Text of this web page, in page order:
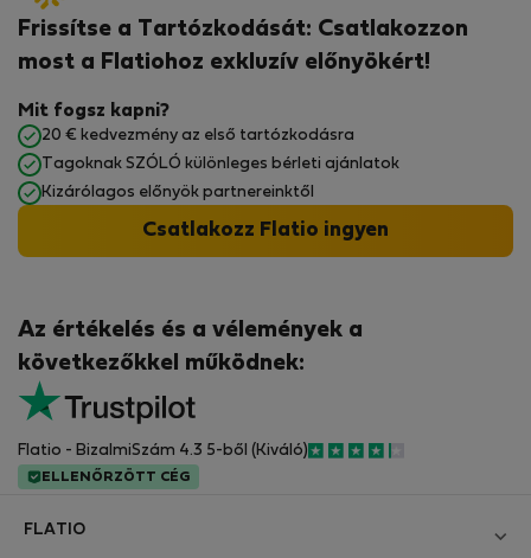
Az értékelés és a vélemények a
következőkkel működnek:
Flatio - BizalmiSzám 4.3 5-ből (Kiváló)
ELLENŐRZÖTT CÉG
Frissítse a Tartózkodását: Csatlakozzon
most a Flatiohoz exkluzív előnyökért!
Mit fogsz kapni?
20 € kedvezmény az első tartózkodásra
Tagoknak SZÓLÓ különleges bérleti ajánlatok
Kizárólagos előnyök partnereinktől
Csatlakozz Flatio ingyen
FLATIO